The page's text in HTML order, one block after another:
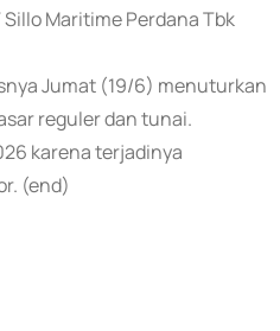
Maritime Perdana Tbk
Jumat (19/6) menuturkan
reguler dan tunai.
karena terjadinya
(end)